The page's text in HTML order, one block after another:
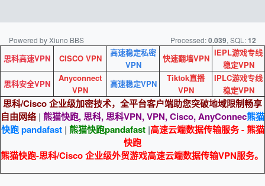
Powered by Xiuno BBS Processed:0.039, SQL:12
思科高速VPN CISCO VPN
高速稳定私密
VPN
快速翻墙VPN
IEPL游戏专线
稳定VPN
思科安全VPN
Anyconnect
VPN
高速稳定VPN
Tiktok直播
VPN
IPLC游戏专线
稳定VPN
思科/Cisco 企业级加密技术，全平台客户端助您突破地域限制畅享
自由网络 | 熊猫快跑, 思科, 思科VPN, VPN, Cisco, AnyConnec熊猫
快跑 pandafast| 熊猫快跑pandafast|高速云端数据传输服务 - 熊猫
快跑
熊猫快跑-思科/Cisco 企业级外贸游戏高速云端数据传输VPN服务。